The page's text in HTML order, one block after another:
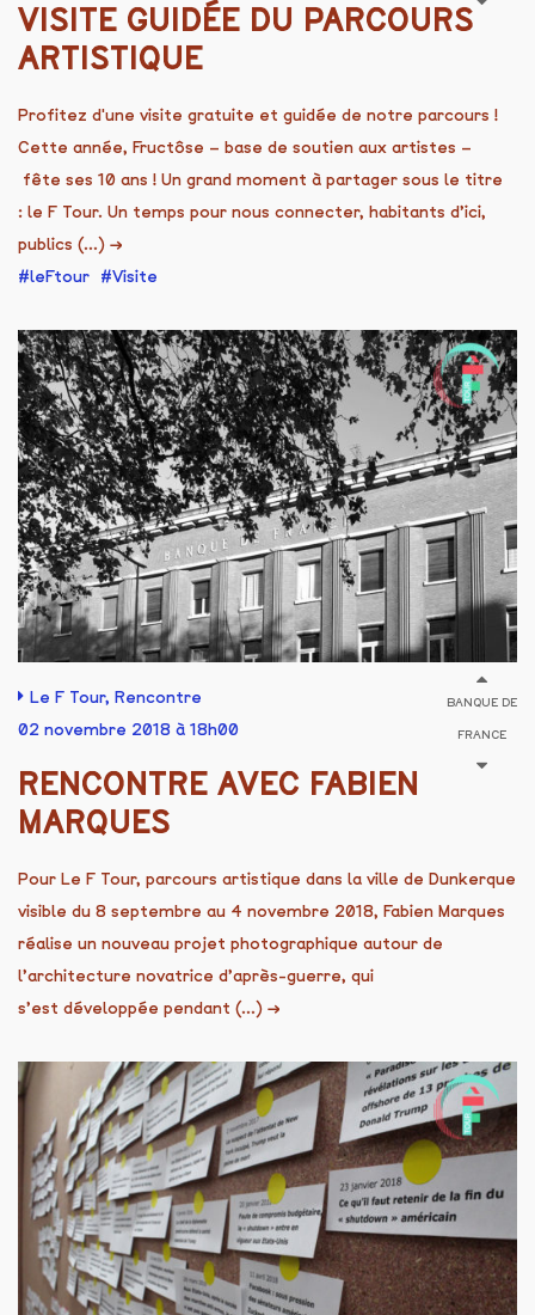
VISITE GUIDÉE DU PARCOURS
ARTISTIQUE
Profitez d'une visite gratuite et guidée de notre parcours !
Cette année, Fructôse – base de soutien aux artistes –
fête ses 10 ans ! Un grand moment à partager sous le titre
: le F Tour. Un temps pour nous connecter, habitants d’ici,
publics (...) →
leFtour
Visite
Le F Tour, Rencontre
02 novembre 2018 à 18h00
BANQUE DE
FRANCE
RENCONTRE AVEC FABIEN
MARQUES
Pour Le F Tour, parcours artistique dans la ville de Dunkerque
visible du 8 septembre au 4 novembre 2018, Fabien Marques
réalise un nouveau projet photographique autour de
l’architecture novatrice d’après-guerre, qui
s’est développée pendant (...) →